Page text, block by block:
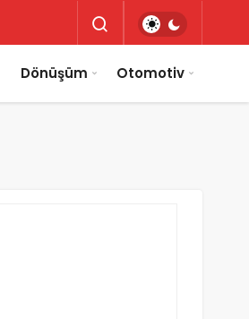
Dönüşüm Otomotiv